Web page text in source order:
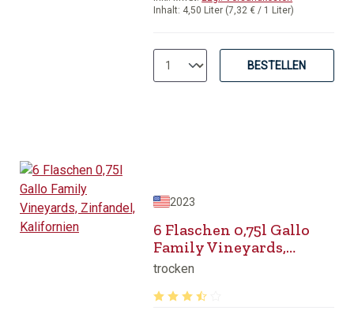
Inhalt: 4,50 Liter (7,32 € / 1 Liter)
BESTELLEN
2023
6 Flaschen 0,75l Gallo
Family Vineyards,
Zinfandel, Kalifornien
trocken